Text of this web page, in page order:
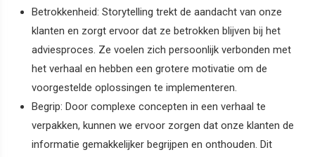
Betrokkenheid: Storytelling trekt de aandacht van onze
klanten en zorgt ervoor dat ze betrokken blijven bij het
adviesproces. Ze voelen zich persoonlijk verbonden met
het verhaal en hebben een grotere motivatie om de
voorgestelde oplossingen te implementeren.
Begrip: Door complexe concepten in een verhaal te
verpakken, kunnen we ervoor zorgen dat onze klanten de
informatie gemakkelijker begrijpen en onthouden. Dit